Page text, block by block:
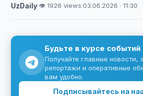
UzDaily·👁 1926 views·03.06.2026 · 11:30
Будьте в курсе событий
Получайте главные новости,
репортажи и оперативные
вам удобно.
Подписывайтесь на